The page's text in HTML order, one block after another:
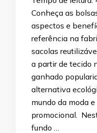
Conheça as
aspectos e
referência na
sacolas
a partir de tecido
ganhado
alternativa
mundo da moda
promocional.
fundo …